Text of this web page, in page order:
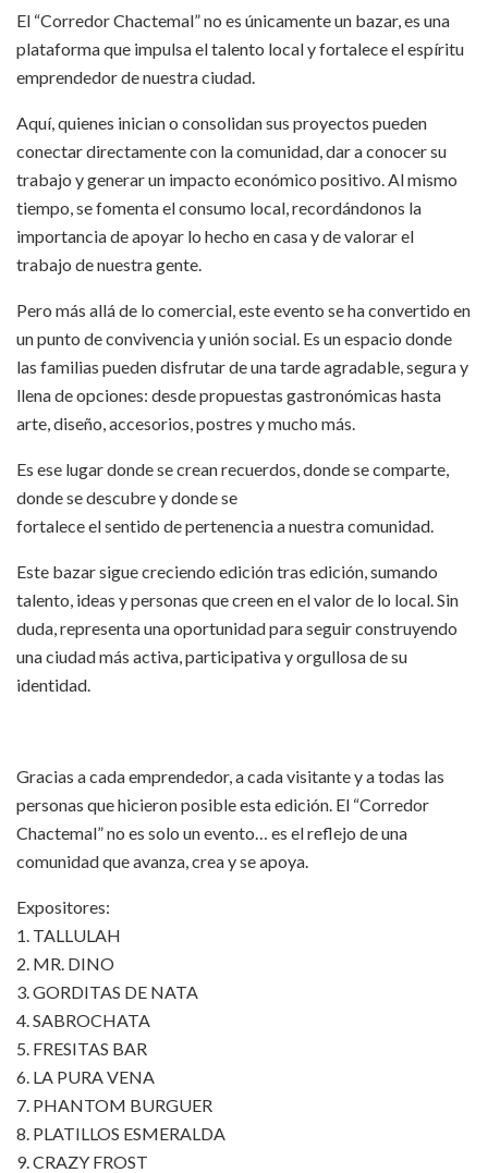
El “Corredor Chactemal” no es únicamente un bazar, es una
plataforma que impulsa el talento local y fortalece el espíritu
emprendedor de nuestra ciudad.
Aquí, quienes inician o consolidan sus proyectos pueden
conectar directamente con la comunidad, dar a conocer su
trabajo y generar un impacto económico positivo. Al mismo
tiempo, se fomenta el consumo local, recordándonos la
importancia de apoyar lo hecho en casa y de valorar el
trabajo de nuestra gente.
Pero más allá de lo comercial, este evento se ha convertido en
un punto de convivencia y unión social. Es un espacio donde
las familias pueden disfrutar de una tarde agradable, segura y
llena de opciones: desde propuestas gastronómicas hasta
arte, diseño, accesorios, postres y mucho más.
Es ese lugar donde se crean recuerdos, donde se comparte,
donde se descubre y donde se
fortalece el sentido de pertenencia a nuestra comunidad.
Este bazar sigue creciendo edición tras edición, sumando
talento, ideas y personas que creen en el valor de lo local. Sin
duda, representa una oportunidad para seguir construyendo
una ciudad más activa, participativa y orgullosa de su
identidad.
Gracias a cada emprendedor, a cada visitante y a todas las
personas que hicieron posible esta edición. El “Corredor
Chactemal” no es solo un evento… es el reflejo de una
comunidad que avanza, crea y se apoya.
Expositores:
1.⁠ ⁠TALLULAH
2.⁠ ⁠MR. DINO
3.⁠ ⁠GORDITAS DE NATA
4.⁠ ⁠SABROCHATA
5.⁠ ⁠FRESITAS BAR
6.⁠ ⁠LA PURA VENA
7.⁠ ⁠PHANTOM BURGUER
8.⁠ ⁠PLATILLOS ESMERALDA
9.⁠ ⁠CRAZY FROST